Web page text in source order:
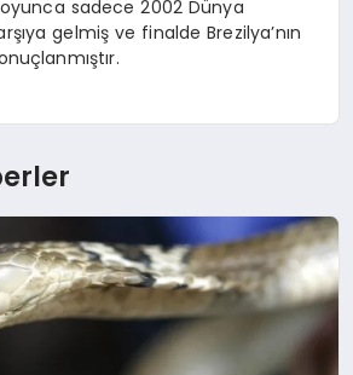
sadece 2002 Dünya
gelmiş ve finalde Brezilya’nın